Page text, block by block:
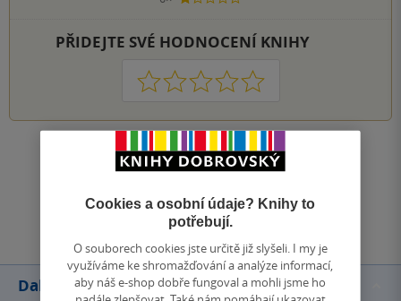
PŘIDEJTE SVÉ HODNOCENÍ KNIHY
1 2 3 4 5
Zobrazit všechna hodnocení
Přidat hodnocení
Další knihy autora
Cookies a osobní údaje? Knihy to
potřebují.
O souborech cookies jste určitě již slyšeli. I my je
využíváme ke shromažďování a analýze informací,
aby náš e-shop dobře fungoval a mohli jsme ho